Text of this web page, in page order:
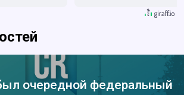
очередной федеральный